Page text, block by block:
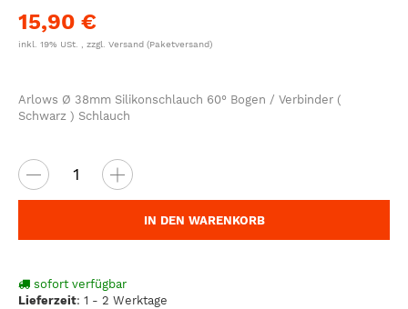
15,90 €
inkl. 19% USt. , zzgl. Versand (Paketversand)
Arlows Ø 38mm Silikonschlauch 60° Bogen / Verbinder (
Schwarz ) Schlauch
IN DEN WARENKORB
sofort verfügbar
Lieferzeit: 1 - 2 Werktage